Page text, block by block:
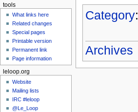
Category:
Archives
tools
What links here
Related changes
Special pages
Printable version
Permanent link
Page information
leloop.org
Website
Mailing lists
IRC #leloop
@Le_Loop